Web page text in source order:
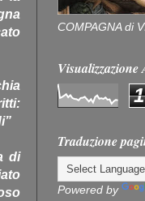
di
COMPAGNA di
1
Traduzione
Powered by